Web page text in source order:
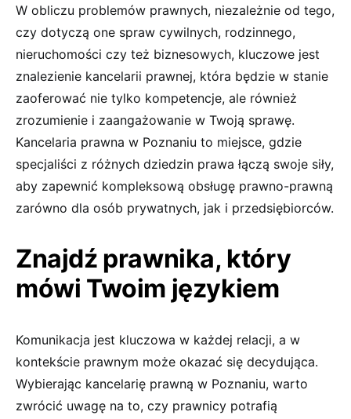
W obliczu problemów prawnych, niezależnie od tego,
czy dotyczą one spraw cywilnych, rodzinnego,
nieruchomości czy też biznesowych, kluczowe jest
znalezienie kancelarii prawnej, która będzie w stanie
zaoferować nie tylko kompetencje, ale również
zrozumienie i zaangażowanie w Twoją sprawę.
Kancelaria prawna w Poznaniu to miejsce, gdzie
specjaliści z różnych dziedzin prawa łączą swoje siły,
aby zapewnić kompleksową obsługę prawno-prawną
zarówno dla osób prywatnych, jak i przedsiębiorców.
Znajdź prawnika, który
mówi Twoim językiem
Komunikacja jest kluczowa w każdej relacji, a w
kontekście prawnym może okazać się decydująca.
Wybierając kancelarię prawną w Poznaniu, warto
zwrócić uwagę na to, czy prawnicy potrafią